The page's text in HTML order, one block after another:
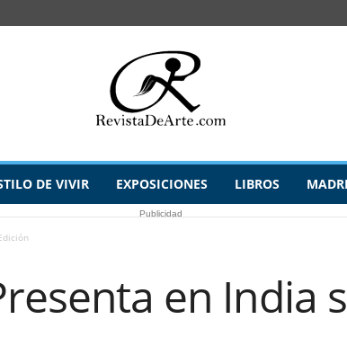
DE VIVIR EXPOSICIONES LIBROS
Publicidad
en India